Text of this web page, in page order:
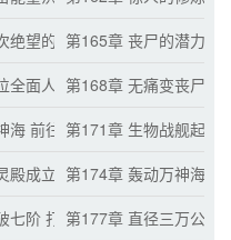
绝望的人类 神族？
第165章 丧尸的潜力
宣传语
全面人性化服务 人类心态的转变
第168章 无痛变丧尸
海 前往宇宙的计划
第171章 生物战舰起飞
殿成立 各种招揽信息
第174章 轰动万神海
七阶 打爆星球的实力
第177章 直径三万公里